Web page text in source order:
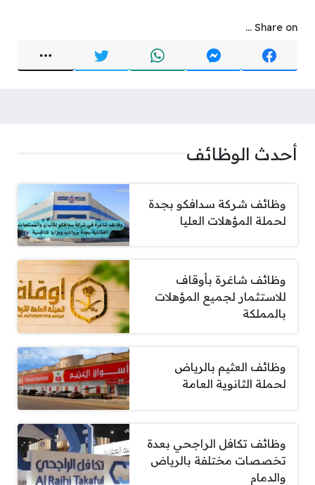
Share on ...
أحدث الوظائف
وظائف شركة سدافكو بجدة
لحملة المؤهلات العليا
وظائف شاغرة بأوقاف
للاستثمار لجميع المؤهلات
بالمملكة
وظائف العثيم بالرياض
لحملة الثانوية العامة
وظائف تكافل الراجحي بعدة
تخصصات مختلفة بالرياض
والدمام